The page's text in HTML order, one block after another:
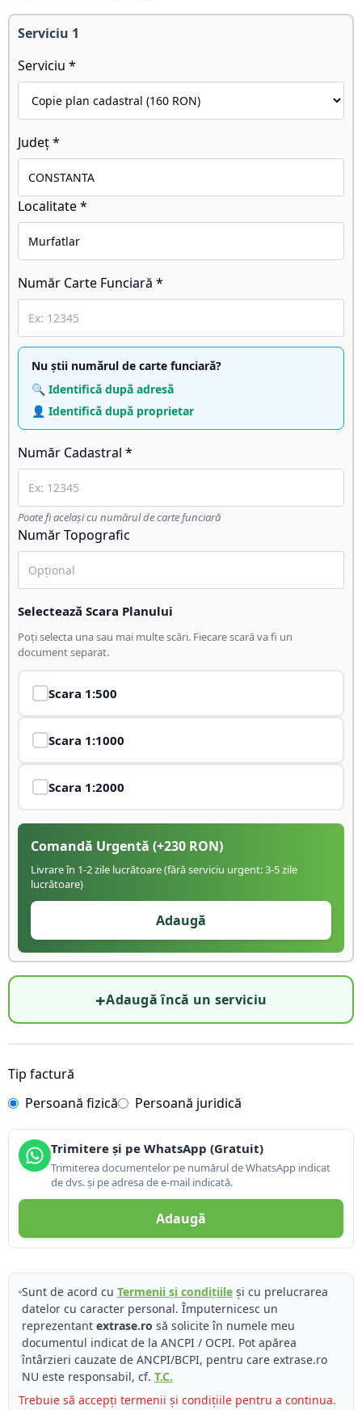
Serviciu 1
Serviciu *
Județ *
Localitate *
Număr Carte Funciară *
Nu știi numărul de carte funciară?
🔍 Identifică după adresă
👤 Identifică după proprietar
Număr Cadastral *
Poate fi același cu numărul de carte funciară
Număr Topografic
Selectează Scara Planului
Poți selecta una sau mai multe scări. Fiecare scară va fi un
document separat.
Scara 1:500
Scara 1:1000
Scara 1:2000
Comandă Urgentă (+230 RON)
Livrare în 1-2 zile lucrătoare (fără serviciu urgent: 3-5 zile
lucrătoare)
Adaugă
+Adaugă încă un serviciu
Tip factură
Persoană fizică
Persoană juridică
Trimitere și pe WhatsApp (Gratuit)
Trimiterea documentelor pe numărul de WhatsApp indicat
de dvs. și pe adresa de e-mail indicată.
Adaugă
Sunt de acord cu Termenii și condițiileși cu prelucrarea
datelor cu caracter personal. Împuternicesc un
reprezentant extrase.ro să solicite în numele meu
documentul indicat de la ANCPI / OCPI. Pot apărea
întârzieri cauzate de ANCPI/BCPI, pentru care extrase.ro
NU este responsabil, cf. T.C.
Trebuie să accepți termenii și condițiile pentru a continua.